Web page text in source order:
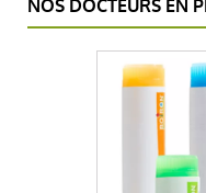
NOS DOCTEURS EN